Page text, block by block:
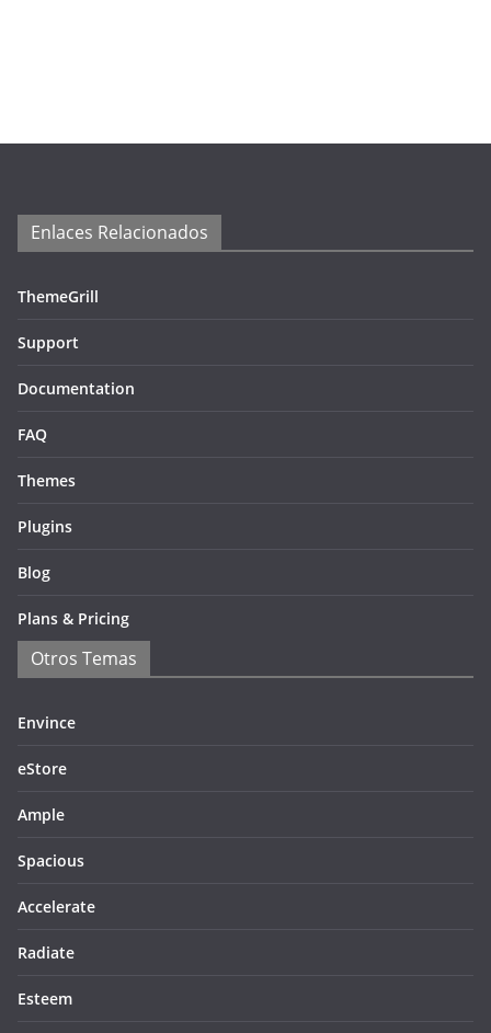
Enlaces Relacionados
ThemeGrill
Support
Documentation
FAQ
Themes
Plugins
Blog
Plans & Pricing
Otros Temas
Envince
eStore
Ample
Spacious
Accelerate
Radiate
Esteem